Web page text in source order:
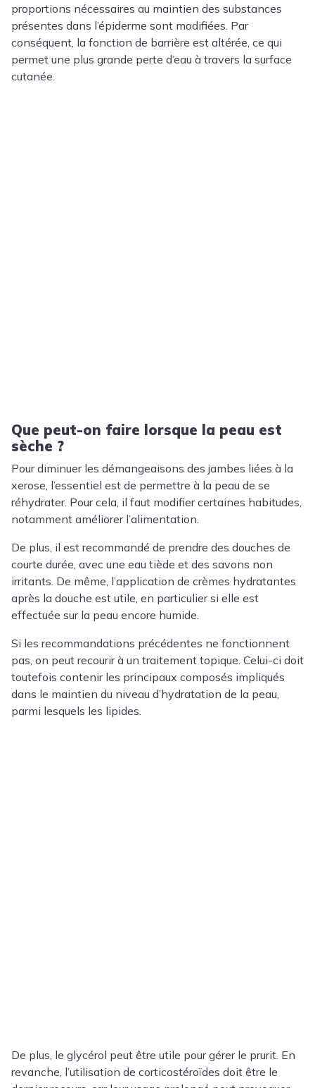
proportions nécessaires au maintien des substances
présentes dans l’épiderme sont modifiées. Par
conséquent, la fonction de barrière est altérée, ce qui
permet une plus grande perte d’eau à travers la surface
cutanée.
Que peut-on faire lorsque la peau est
sèche ?
Pour diminuer les démangeaisons des jambes liées à la
xerose, l’essentiel est de permettre à la peau de se
réhydrater. Pour cela, il faut modifier certaines habitudes,
notamment améliorer l’alimentation.
De plus, il est recommandé de prendre des douches de
courte durée, avec une eau tiède et des savons non
irritants. De même, l’application de crèmes hydratantes
après la douche est utile, en particulier si elle est
effectuée sur la peau encore humide.
Si les recommandations précédentes ne fonctionnent
pas, on peut recourir à un traitement topique. Celui-ci doit
toutefois contenir les principaux composés impliqués
dans le maintien du niveau d’hydratation de la peau,
parmi lesquels les lipides.
De plus, le glycérol peut être utile pour gérer le prurit. En
revanche, l’utilisation de corticostéroïdes doit être le